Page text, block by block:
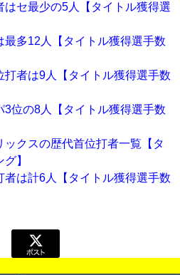
はセ最少の5人【タイトル獲得選
最多12人【タイトル獲得選手数
打者は9人【タイトル獲得選手数
位の8人【タイトル獲得選手数
クスの歴代首位打者一覧【タ
】
は計6人【タイトル獲得選手数